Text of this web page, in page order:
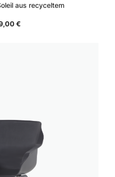
aus recyceltem
€